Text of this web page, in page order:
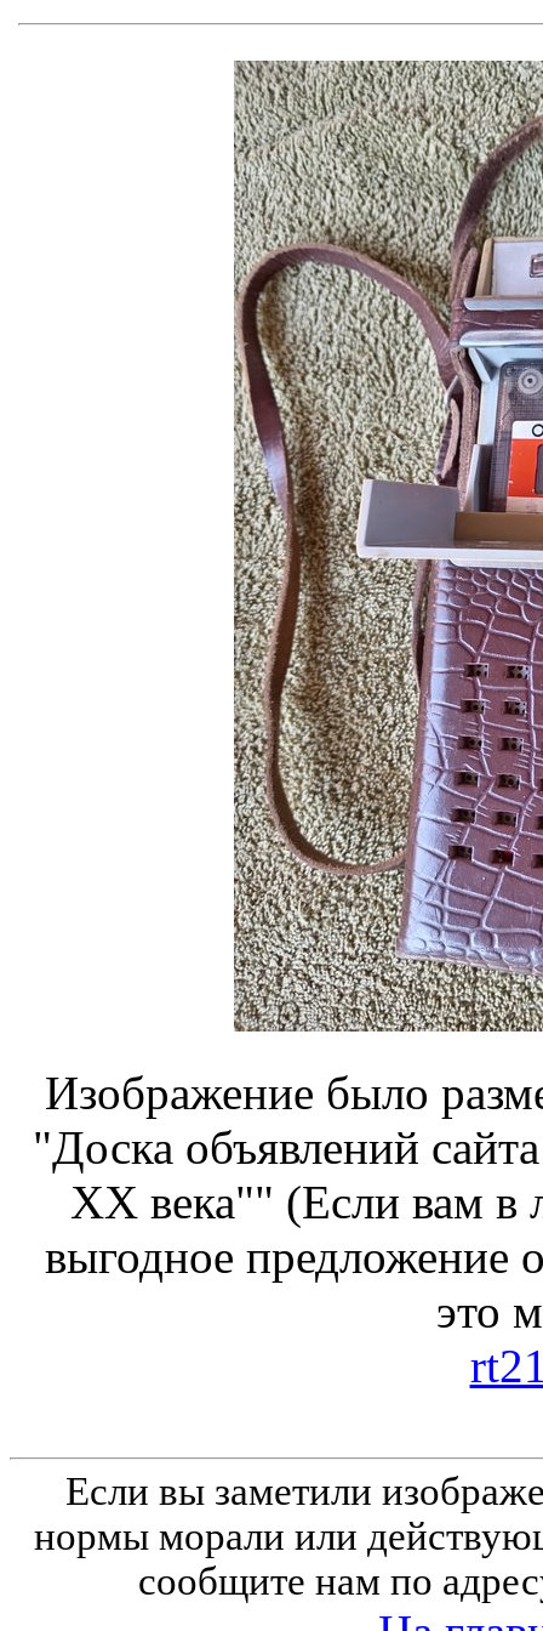
Изображение было
"Доска объявлений
ХХ века"" (Если вам в
выгодное предложение
это
Если вы заметили
нормы морали или
сообщите нам по